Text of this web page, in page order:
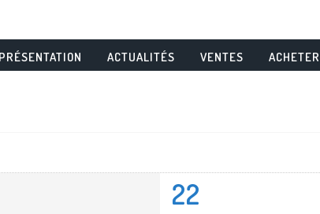
PRÉSENTATION ACTUALITÉS VENTES
22